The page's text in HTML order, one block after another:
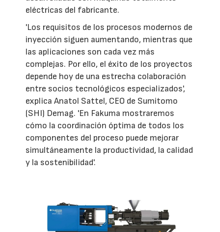
eléctricas del fabricante.
'Los requisitos de los procesos modernos de
inyección siguen aumentando, mientras que
las aplicaciones son cada vez más
complejas. Por ello, el éxito de los proyectos
depende hoy de una estrecha colaboración
entre socios tecnológicos especializados',
explica Anatol Sattel, CEO de Sumitomo
(SHI) Demag. 'En Fakuma mostraremos
cómo la coordinación óptima de todos los
componentes del proceso puede mejorar
simultáneamente la productividad, la calidad
y la sostenibilidad'.